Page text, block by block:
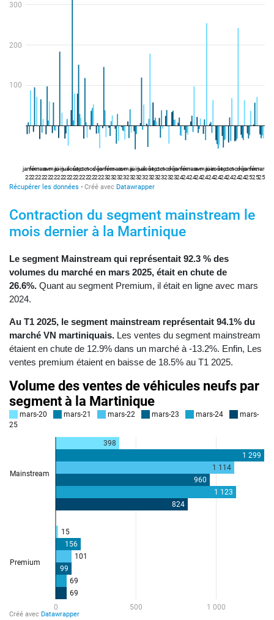
Contraction du segment mainstream le
mois dernier à la Martinique
Le segment Mainstream qui représentait 92.3 % des
volumes du marché en mars 2025, était en chute de
26.6%. Quant au segment Premium, il était en ligne avec mars
2024.
Au T1 2025, le segment mainstream représentait 94.1% du
marché VN martiniquais. Les ventes du segment mainstream
étaient en chute de 12.9% dans un marché à -13.2%. Enfin, Les
ventes premium étaient en baisse de 18.5% au T1 2025.